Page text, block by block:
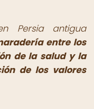
Persia antigua
entre los
de la salud y la
de los valores